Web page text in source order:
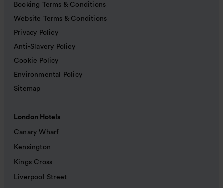
Booking Terms & Conditions
Website Terms & Conditions
Privacy Policy
Anti-Slavery Policy
Cookie Policy
Environmental Policy
Sitemap
London Hotels
Canary Wharf
Kensington
Kings Cross
Liverpool Street